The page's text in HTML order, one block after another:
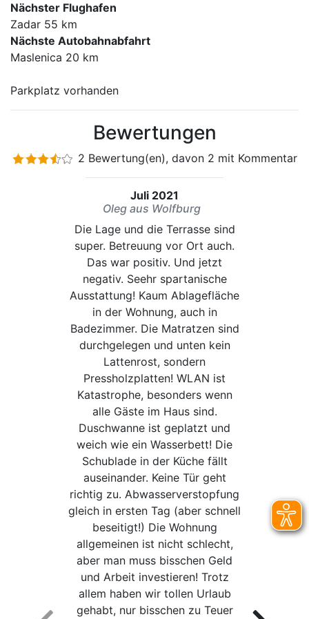
Nächster Flughafen
Zadar 55 km
Nächste Autobahnabfahrt
Maslenica 20 km
Parkplatz vorhanden
Bewertungen
2 Bewertung(en), davon 2 mit Kommentar
Juli 2021
Oleg aus Wolfburg
Die Lage und die Terrasse sind
super. Betreuung vor Ort auch.
Das war positiv. Und jetzt
negativ. Seehr spartanische
Ausstattung! Kaum Ablagefläche
in der Wohnung, auch in
Badezimmer. Die Matratzen sind
durchgelegen und unten kein
Lattenrost, sondern
Pressholzplatten! WLAN ist
Katastrophe, besonders wenn
alle Gäste im Haus sind.
Duschwanne ist geplatzt und
weich wie ein Wasserbett! Die
Schublade in der Küche fällt
auseinander. Keine Tür geht
richtig zu. Abwasserverstopfung
gleich in ersten Tag (aber schnell
beseitigt!) Die Wohnung
allgemeinen ist nicht schlecht,
aber man muss bisschen Geld
und Arbeit investieren! Trotz
allem haben wir tollen Urlaub
gehabt, nur bisschen zu Teuer